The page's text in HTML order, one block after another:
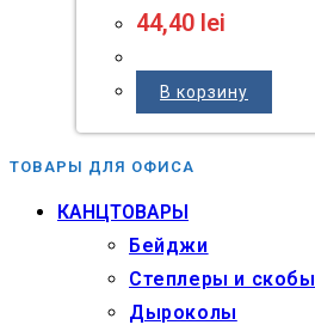
44,40 lei
В корзину
ТОВАРЫ ДЛЯ ОФИСА
КАНЦТОВАРЫ
Бейджи
Степлеры и скобы
Дыроколы